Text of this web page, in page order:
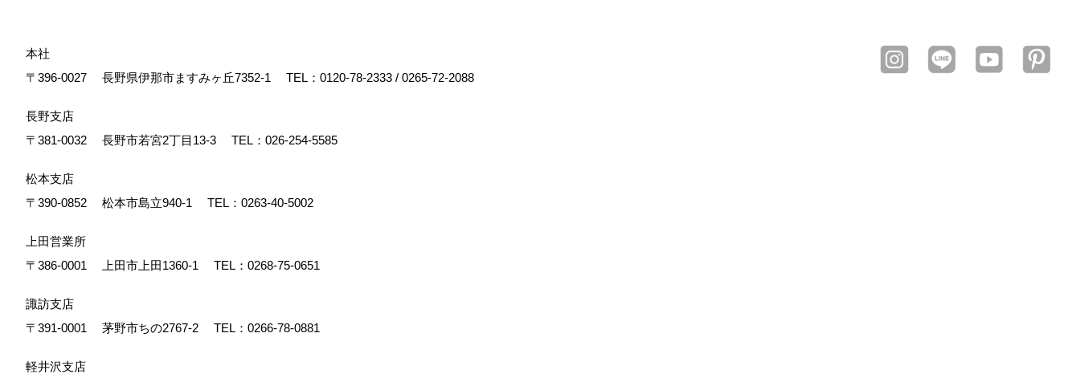
本社
〒396-0027
長野県伊那市ますみヶ丘7352-1 TEL： 0120-78-2333 / 0265-72-2088
長野支店
〒381-0032
長野市若宮2丁目13-3 TEL： 026-254-5585
松本支店
〒390-0852
松本市島立940-1 TEL： 0263-40-5002
上田営業所
〒386-0001
上田市上田1360-1 TEL： 0268-75-0651
諏訪支店
〒391-0001
茅野市ちの2767-2 TEL： 0266-78-0881
軽井沢支店